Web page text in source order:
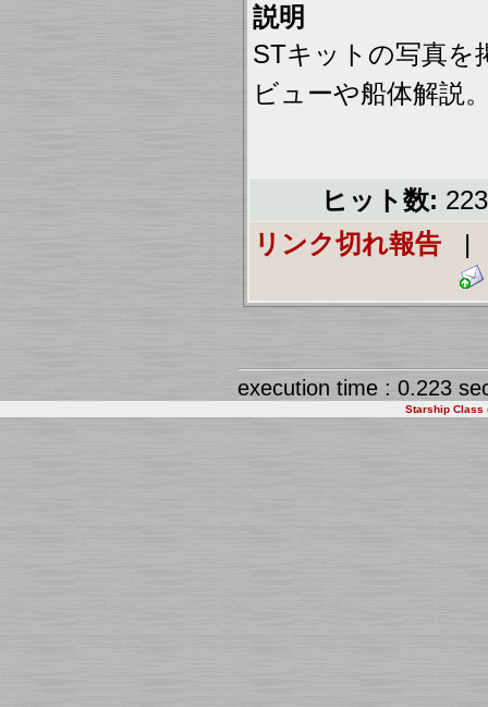
説明
STキットの写真を
ビューや船体解説
ヒット数:
リンク切れ報告
execution time : 0.223
Starship Class